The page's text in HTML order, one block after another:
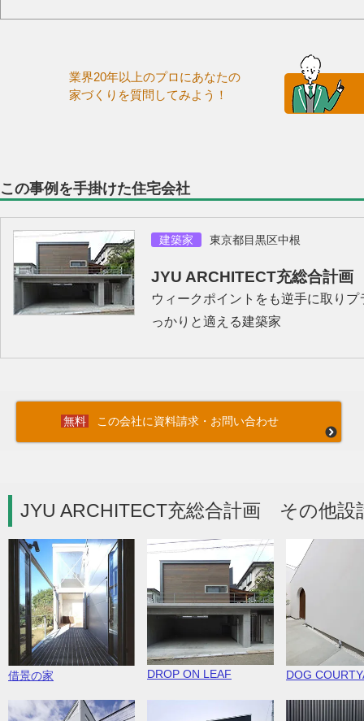
業界20年以上のプロにあなたの
家づくりを質問してみよう！
この事例を手掛けた住宅会社
建築家 東京都目黒区中根
JYU ARCHITECT充総合計画
ウィークポイントをも逆手に取り
っかりと適える建築家
この会社に資料請求・お問い合わせ
JYU ARCHITECT充総合計画 その他
借景の家 DROP ON LEAF DOG